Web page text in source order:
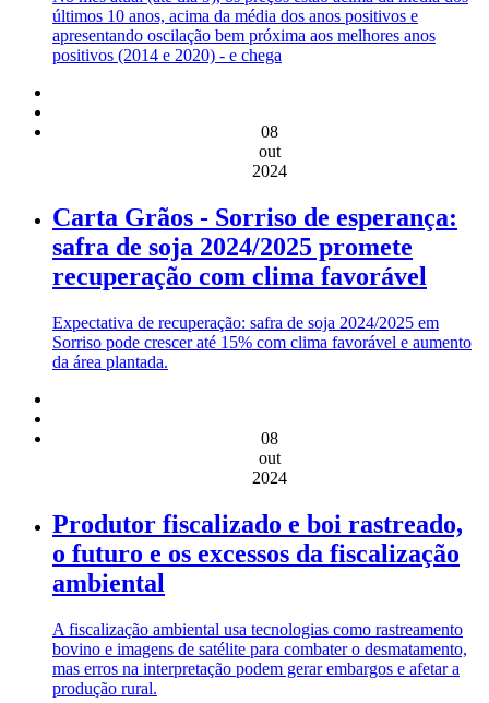
últimos 10 anos, acima da média dos anos positivos e
apresentando oscilação bem próxima aos melhores anos
positivos (2014 e 2020) - e chega
08
out
2024
Carta Grãos - Sorriso de esperança:
safra de soja 2024/2025 promete
recuperação com clima favorável
Expectativa de recuperação: safra de soja 2024/2025 em
Sorriso pode crescer até 15% com clima favorável e aumento
da área plantada.
08
out
2024
Produtor fiscalizado e boi rastreado,
o futuro e os excessos da fiscalização
ambiental
A fiscalização ambiental usa tecnologias como rastreamento
bovino e imagens de satélite para combater o desmatamento,
mas erros na interpretação podem gerar embargos e afetar a
produção rural.